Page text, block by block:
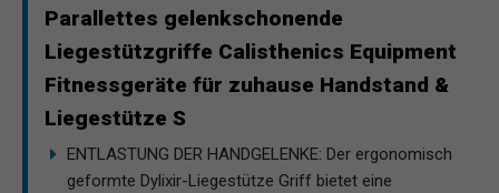
Parallettes gelenkschonende
Liegestützgriffe Calisthenics Equipment
Fitnessgeräte für zuhause Handstand &
Liegestütze S
ENTLASTUNG DER HANDGELENKE: Der ergonomisch
geformte Dylixir-Liegestütze Griff bietet eine